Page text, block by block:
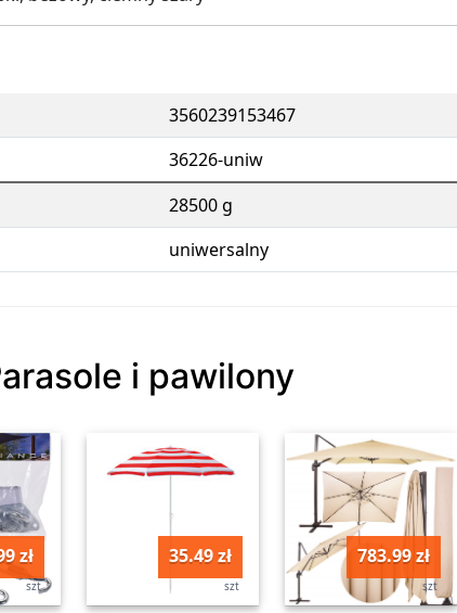
3560239153467
36226-uniw
28500 g
uniwersalny
i pawilony
zł
szt
35.49 zł
szt
783.99 zł
szt